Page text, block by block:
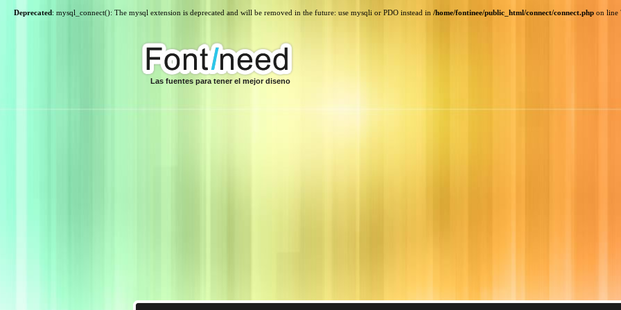
Deprecated: mysql_connect(): The mysql extension is deprecated and will be removed in the future: use mysqli or PDO instead in /home/fontinee/public_html/connect/connect.php on line
Las fuentes para tener el mejor diseno